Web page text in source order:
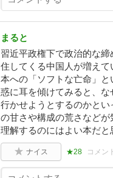
まると
習近平政権下で政治的な
住してくる中国人が増え
本への「ソフトな亡命」
惑に耳を傾けてみると、
行かせようとするのかと
の甘さや構成の荒さなど
理解するのにはよい本だと
ナイス ★28 コメン